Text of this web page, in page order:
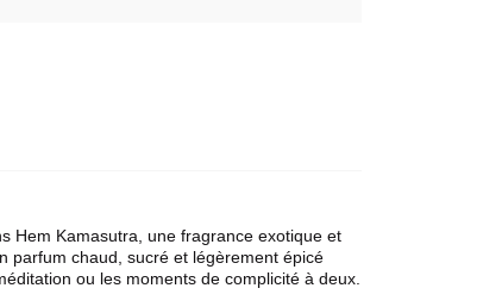
Hem Kamasutra, une fragrance exotique et
parfum chaud, sucré et légèrement épicé
ou les moments de complicité à deux.